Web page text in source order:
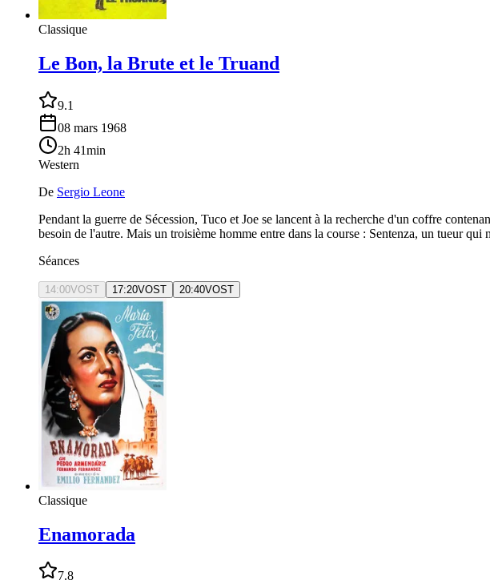
Classique
Le Bon, la Brute et le Truand
9.1
08 mars 1968
2h 41min
Western
De Sergio Leone
Pendant la guerre de Sécession, Tuco et Joe se lancent à la recherche d'un coffre
besoin de l'autre. Mais un troisième homme entre dans la course : Sentenza, un tueur qui
Séances
14:00VOST 17:20VOST 20:40VOST
Classique
Enamorada
7.8